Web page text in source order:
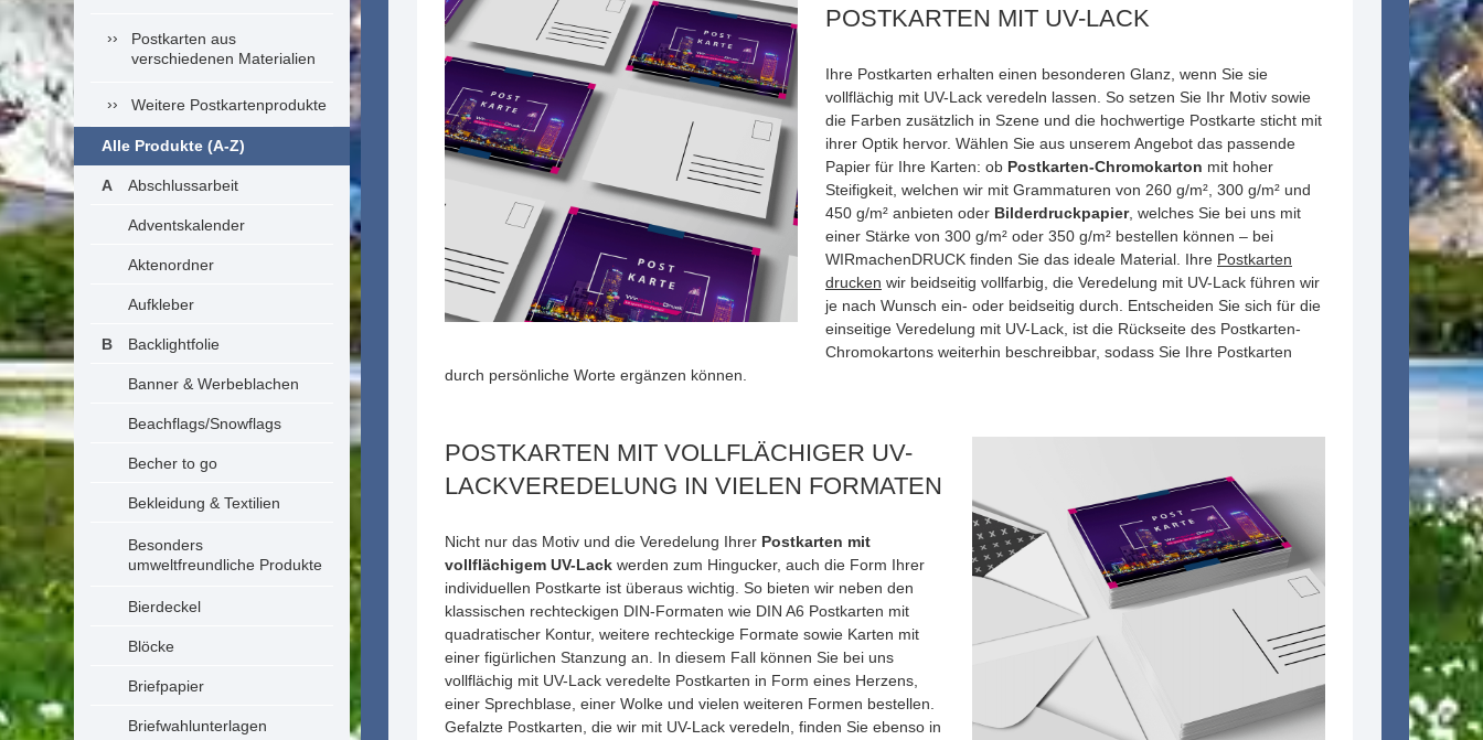
Postkarten aus
verschiedenen Materialien
Weitere Postkartenprodukte
Alle Produkte (A-Z)
Abschlussarbeit
Adventskalender
Aktenordner
Aufkleber
Backlightfolie
Banner & Werbeblachen
Beachflags/Snowflags
Becher to go
Bekleidung & Textilien
Besonders
umweltfreundliche Produkte
Bierdeckel
Blöcke
Briefpapier
Briefwahlunterlagen
POSTKARTEN MIT UV-LACK
Ihre Postkarten erhalten einen besonderen Glanz, wenn Sie sie
vollflächig mit UV-Lack veredeln lassen. So setzen Sie Ihr Motiv sowie
die Farben zusätzlich in Szene und die hochwertige Postkarte sticht mit
ihrer Optik hervor. Wählen Sie aus unserem Angebot das passende
Papier für Ihre Karten: ob Postkarten-Chromokarton mit hoher
Steifigkeit, welchen wir mit Grammaturen von 260 g/m², 300 g/m² und
450 g/m² anbieten oder Bilderdruckpapier, welches Sie bei uns mit
einer Stärke von 300 g/m² oder 350 g/m² bestellen können – bei
WIRmachenDRUCK finden Sie das ideale Material. Ihre Postkarten
drucken wir beidseitig vollfarbig, die Veredelung mit UV-Lack führen wir
je nach Wunsch ein- oder beidseitig durch. Entscheiden Sie sich für die
einseitige Veredelung mit UV-Lack, ist die Rückseite des Postkarten-
Chromokartons weiterhin beschreibbar, sodass Sie Ihre Postkarten
durch persönliche Worte ergänzen können.
POSTKARTEN MIT VOLLFLÄCHIGER UV-
LACKVEREDELUNG IN VIELEN FORMATEN
Nicht nur das Motiv und die Veredelung Ihrer Postkarten mit
vollflächigem UV-Lack werden zum Hingucker, auch die Form Ihrer
individuellen Postkarte ist überaus wichtig. So bieten wir neben den
klassischen rechteckigen DIN-Formaten wie DIN A6 Postkarten mit
quadratischer Kontur, weitere rechteckige Formate sowie Karten mit
einer figürlichen Stanzung an. In diesem Fall können Sie bei uns
vollflächig mit UV-Lack veredelte Postkarten in Form eines Herzens,
einer Sprechblase, einer Wolke und vielen weiteren Formen bestellen.
Gefalzte Postkarten, die wir mit UV-Lack veredeln, finden Sie ebenso in